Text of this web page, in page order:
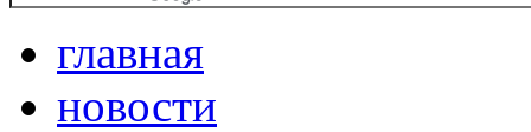
главная
новости